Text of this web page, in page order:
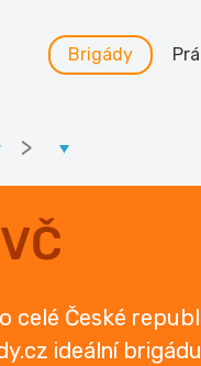
Brigády
>
celé České
ideální